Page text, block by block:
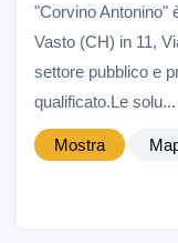
"Corvino Antonino"
Vasto (CH) in 11,
settore pubblico e
qualificato.Le solu...
Mostra